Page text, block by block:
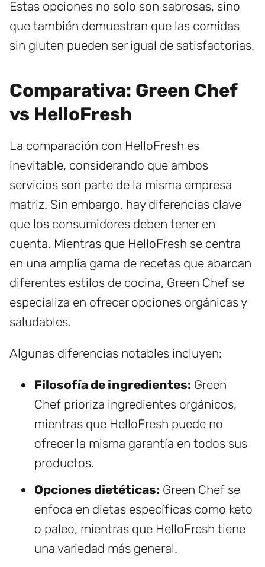
Estas opciones no solo son sabrosas, sino
que también demuestran que las comidas
sin gluten pueden ser igual de satisfactorias.
Comparativa: Green Chef
vs HelloFresh
La comparación con HelloFresh es
inevitable, considerando que ambos
servicios son parte de la misma empresa
matriz. Sin embargo, hay diferencias clave
que los consumidores deben tener en
cuenta. Mientras que HelloFresh se centra
en una amplia gama de recetas que abarcan
diferentes estilos de cocina, Green Chef se
especializa en ofrecer opciones orgánicas y
saludables.
Algunas diferencias notables incluyen:
Filosofía de ingredientes: Green
Chef prioriza ingredientes orgánicos,
mientras que HelloFresh puede no
ofrecer la misma garantía en todos sus
productos.
Opciones dietéticas: Green Chef se
enfoca en dietas específicas como keto
o paleo, mientras que HelloFresh tiene
una variedad más general.